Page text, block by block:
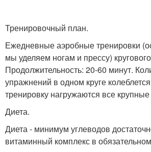
Тренировочный план.
Ежедневные аэробные тренировки
мы уделяем ногам и прессу)
Продолжительность: 20-60 минут.
упражнений в одном круге
тренировку нагружаются все
Диета.
Диета - минимум углеводов
витаминный комплекс в